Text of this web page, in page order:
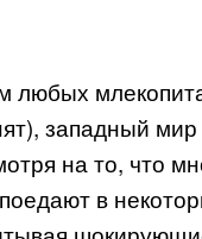
любых
западный
на то, что
в